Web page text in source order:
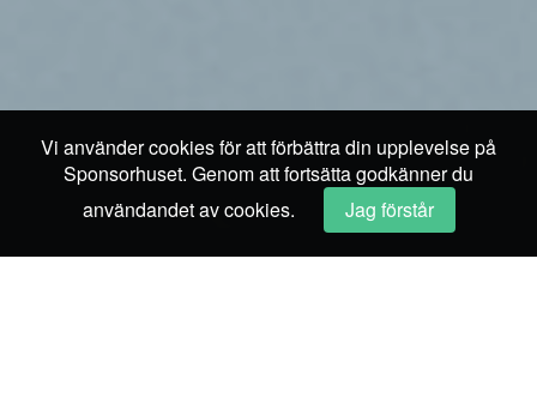
Vi använder cookies för att förbättra din upplevelse på
Sponsorhuset. Genom att fortsätta godkänner du
användandet av cookies.
Jag förstår